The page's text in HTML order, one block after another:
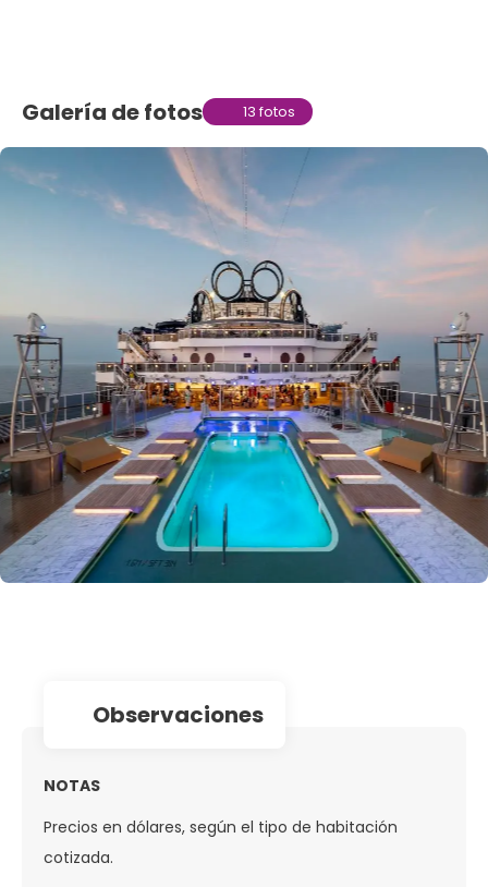
Galería de fotos 13 fotos
observaciones
NOTAS
Precios en dólares, según el tipo de habitación
cotizada.